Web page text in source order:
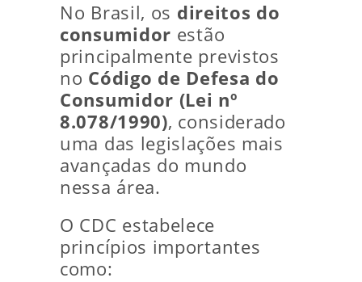
No Brasil, os direitos do
consumidor estão
principalmente previstos
no Código de Defesa do
Consumidor (Lei nº
8.078/1990), considerado
uma das legislações mais
avançadas do mundo
nessa área.
O CDC estabelece
princípios importantes
como: